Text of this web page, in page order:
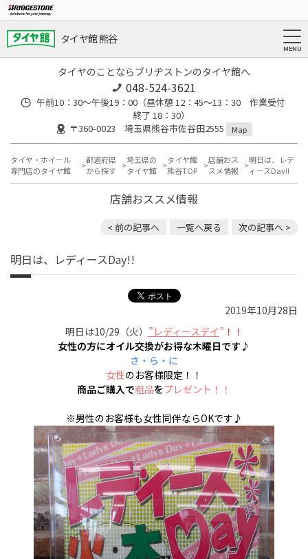
タイヤ館 熊谷
タイヤのことならブリヂストンのタイヤ館へ
048-524-3621
午前10：30～午後19：00（昼休憩 12：45～13：30 作業受付
終了 18：30）
〒360-0023 埼玉県熊谷市佐谷田2555
Map
タイヤ・ホイール
専門店のタイヤ館
都道府県
から探す
埼玉県の
タイヤ館
タイヤ館
熊谷TOP
店舗おス
スメ情報
明日は、レデ
ィースDay!!
店舗おススメ情報
< 前の記事へ 一覧へ戻る 次の記事へ >
明日は、レディースDay!!
2019年10月28日
明日は10/29（火） ”レディースデイ” ！！
女性の方にオイル交換がお得な木曜日です♪
さ・ら・に
女性のお客様限定！！
商品ご購入で粗品をプレゼント！！
※男性のお客様も女性同伴ならOKです♪